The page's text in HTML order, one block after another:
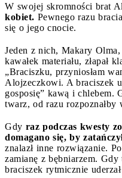
W swojej skromności brat
kobiet. Pewnego razu
się o jego cnocie.
Jeden z nich, Makary Olma,
kawałek materiału, złapał
„Braciszku, przyniosłam
Alojzeczkowi. A braciszek
gosposię” kawą i chlebem.
twarz, od razu rozpoznałby
Gdy raz podczas kwesty
domagano się, by
znalazł inne rozwiązanie.
zamianę z bębniarzem. Gdy
braciszek rytmicznie